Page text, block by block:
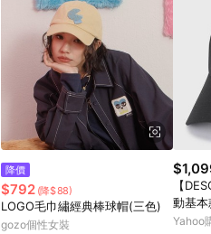
降價
$792 (降$88)
LOGO毛巾繡經典棒球帽(三色)
gozo個性女裝
【
動基
色/白
Yahoo